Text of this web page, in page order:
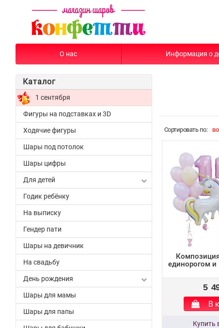
О нас Информация о
Каталог
1 сентября
Фигуры на подставках и 3D
Ходячие фигуры
Шары под потолок
Шары цифры
Для детей
Годик ребёнку
На выписку
Гендер пати
Шары на девичник
На свадьбу
День рождения
Шары для мамы
Шары для папы
Cортировать по:
единорогом
5
В